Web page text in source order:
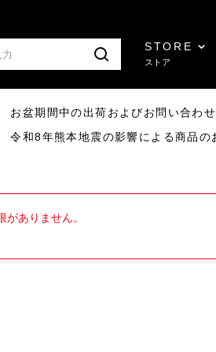
STORE
ストア
盆期間中の出荷およびお問い合わせ
和8年熊本地震の影響による商品の
ありません。